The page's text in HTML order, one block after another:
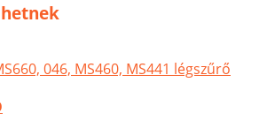
046, MS460, MS441 légszűrő